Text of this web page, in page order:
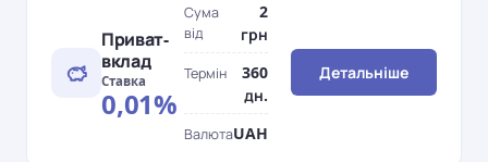
Приват-
вклад
Ставка
0,01%
Сума
від
2
грн
Термін
360
дн.
ВалютаUAH
Детальніше